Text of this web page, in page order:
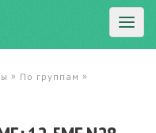
» По группам »